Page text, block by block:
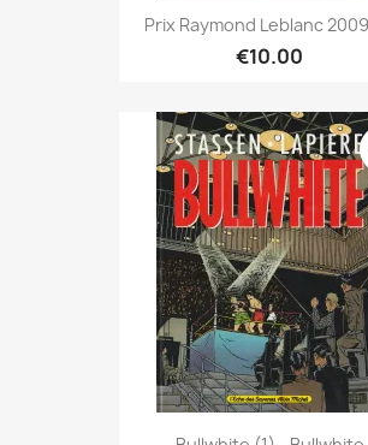
Prix Raymond Leblanc
€10.00